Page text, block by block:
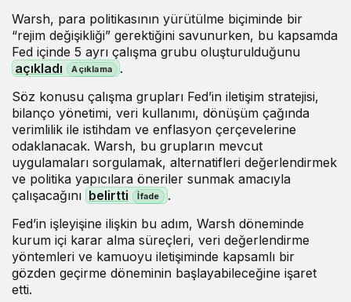
Warsh, para politikasının yürütülme biçiminde bir
“rejim değişikliği” gerektiğini savunurken, bu kapsamda
Fed içinde 5 ayrı çalışma grubu oluşturulduğunu
açıkladı
.
Söz konusu çalışma grupları Fed’in iletişim stratejisi,
bilanço yönetimi, veri kullanımı, dönüşüm çağında
verimlilik ile istihdam ve enflasyon çerçevelerine
odaklanacak. Warsh, bu grupların mevcut
uygulamaları sorgulamak, alternatifleri değerlendirmek
ve politika yapıcılara öneriler sunmak amacıyla
çalışacağını belirtti
.
Fed’in işleyişine ilişkin bu adım, Warsh döneminde
kurum içi karar alma süreçleri, veri değerlendirme
yöntemleri ve kamuoyu iletişiminde kapsamlı bir
gözden geçirme döneminin başlayabileceğine işaret
etti.